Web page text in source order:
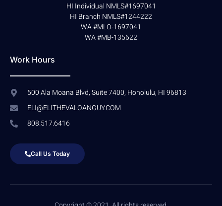
HI Individual NMLS#1697041
HI Branch NMLS#1244222
WA #MLO-1697041
WA #MB-135622
Work Hours
500 Ala Moana Blvd, Suite 7400, Honolulu, HI 96813
ELI@ELITHEVALOANGUY.COM
808.517.6416
Call Us Today